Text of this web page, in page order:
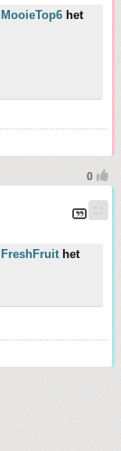
MooieTop6 het
FreshFruithet